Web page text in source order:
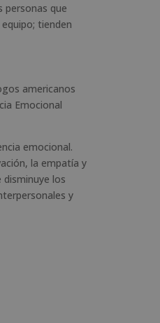
personas que
tienden
americanos
Emocional
emocional.
la empatía y
los
y